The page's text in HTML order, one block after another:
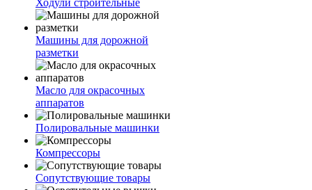
Ходули строительные
Машины для дорожной
разметки
Масло для окрасочных
аппаратов
Полировальные машинки
Компрессоры
Сопутствующие товары